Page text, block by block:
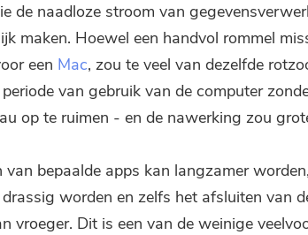
de naadloze stroom van
maken. Hoewel een handvol rommel
een Mac, zou te veel van dezelfde
van gebruik van de computer
op te ruimen - en de nawerking zou
van bepaalde apps kan langzamer
worden en zelfs het afsluiten van
vroeger. Dit is een van de weinige